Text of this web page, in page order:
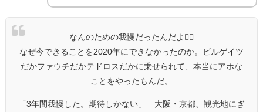
なんのための我慢だったんだよ😮‍💨
なぜ今できることを2020年にできなかったのか。ビルゲイツ
だかファウチだかテドロスだかに乗せられて、本当にアホな
ことをやったもんだ。
「3年間我慢した。期待しかない」 大阪・京都、観光地にぎ